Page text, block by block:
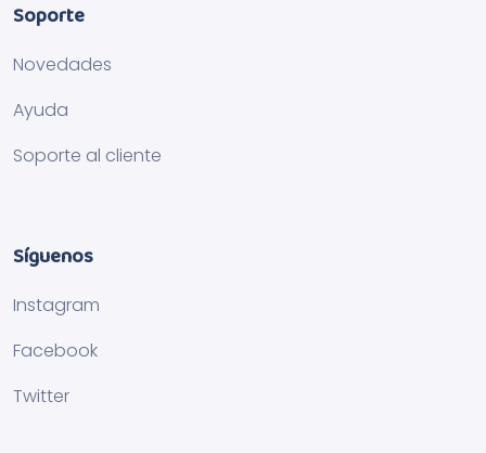
Soporte
Novedades
Ayuda
Soporte al cliente
Síguenos
Instagram
Facebook
Twitter